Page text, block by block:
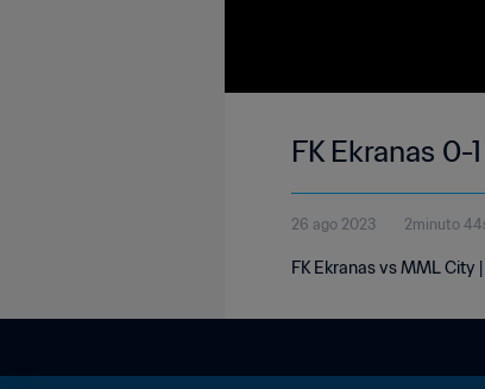
FK Ekranas
26 ago 2023 2minuto
FK Ekranas vs MML City